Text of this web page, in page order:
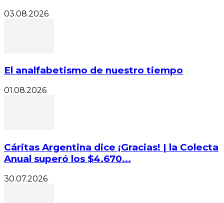
03.08.2026
El analfabetismo de nuestro tiempo
01.08.2026
Cáritas Argentina dice ¡Gracias! | la Colecta
Anual superó los $4.670...
30.07.2026